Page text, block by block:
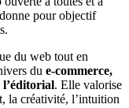
pour objectif
du web tout en
du e-commerce,
. Elle valorise
la créativité, l’intuition